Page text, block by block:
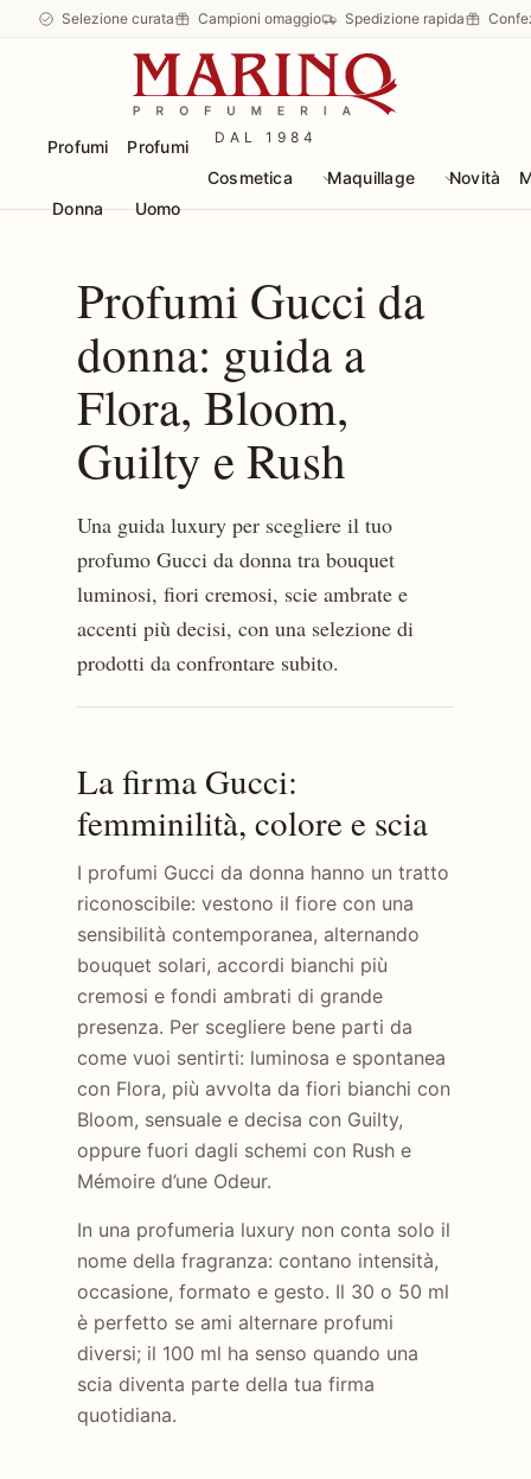
Selezione curata Campioni omaggio Spedizione rapida
DAL 1984
Profumi
Donna
Profumi
Uomo
Cosmetica Maquillage Novità
Profumi Gucci da
donna: guida a
Flora, Bloom,
Guilty e Rush
Una guida luxury per scegliere il tuo
profumo Gucci da donna tra bouquet
luminosi, fiori cremosi, scie ambrate e
accenti più decisi, con una selezione di
prodotti da confrontare subito.
La firma Gucci:
femminilità, colore e scia
I profumi Gucci da donna hanno un tratto
riconoscibile: vestono il fiore con una
sensibilità contemporanea, alternando
bouquet solari, accordi bianchi più
cremosi e fondi ambrati di grande
presenza. Per scegliere bene parti da
come vuoi sentirti: luminosa e spontanea
con Flora, più avvolta da fiori bianchi con
Bloom, sensuale e decisa con Guilty,
oppure fuori dagli schemi con Rush e
Mémoire d’une Odeur.
In una profumeria luxury non conta solo il
nome della fragranza: contano intensità,
occasione, formato e gesto. Il 30 o 50 ml
è perfetto se ami alternare profumi
diversi; il 100 ml ha senso quando una
scia diventa parte della tua firma
quotidiana.